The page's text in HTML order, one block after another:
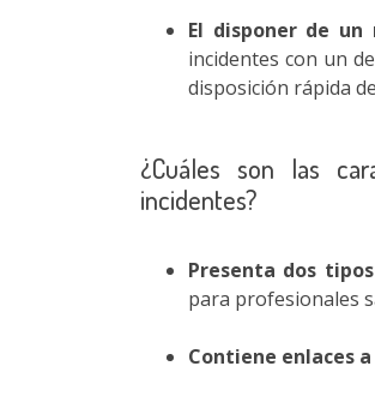
El disponer de
incidentes con un
disposición rápida
¿Cuáles son las
incidentes?
Presenta dos
para profesionales
Contiene enlaces